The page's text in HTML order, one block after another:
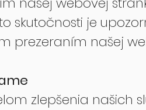
skutočnosti je
prezeraním našej
zlepšenia našich